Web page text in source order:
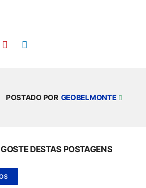
POSTADO POR GEOBELMONTE
DESTAS POSTAGENS